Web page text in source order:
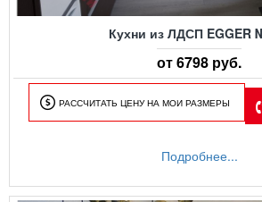
Кухни из ЛДСП EGGER
от 6798 руб.
РАССЧИТАТЬ ЦЕНУ НА МОИ РАЗМЕРЫ
Подробнее...